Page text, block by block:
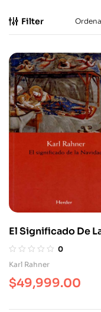
Filter
El Significado De
Navidad
0
Karl Rahner
$49,999.00